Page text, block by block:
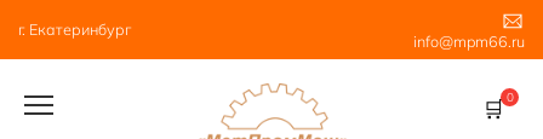
содержанию
г. Екатеринбург
info@mpm66.ru
0